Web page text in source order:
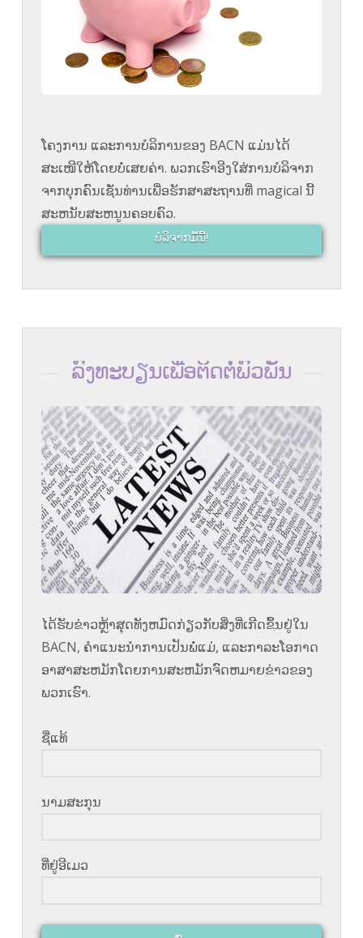
ໂຄງການ ແລະການບໍລິການຂອງ BACN ແມ່ນໄດ້
ສະເໜີໃຫ້ໂດຍບໍ່ເສຍຄ່າ. ພວກເຮົາອີງໃສ່ການບໍລິຈາກ
ຈາກບຸກຄົນເຊັ່ນທ່ານເພື່ອຮັກສາສະຖານທີ່ magical ນີ້
ສະຫນັບສະຫນູນຄອບຄົວ.
ບໍລິຈາກມື້ນີ້!
ລົງທະບຽນເພື່ອຕິດຕໍ່ພົວພັນ
ໄດ້​ຮັບ​ຂ່າວ​ຫຼ້າ​ສຸດ​ທັງ​ຫມົດ​ກ່ຽວ​ກັບ​ສິ່ງ​ທີ່​ເກີດ​ຂຶ້ນ​ຢູ່​ໃນ
BACN​, ຄໍາ​ແນະ​ນໍາ​ການ​ເປັນ​ພໍ່​ແມ່​, ແລະ​ກາ​ລະ​ໂອ​ກາດ​
ອາ​ສາ​ສະ​ຫມັກ​ໂດຍ​ການ​ສະ​ຫມັກ​ຈົດ​ຫມາຍ​ຂ່າວ​ຂອງ​
ພວກ​ເຮົາ​.
ຊື່​ແທ້
ນາມ​ສະ​ກຸນ
ທີ່​ຢູ່​ອີ​ເມວ